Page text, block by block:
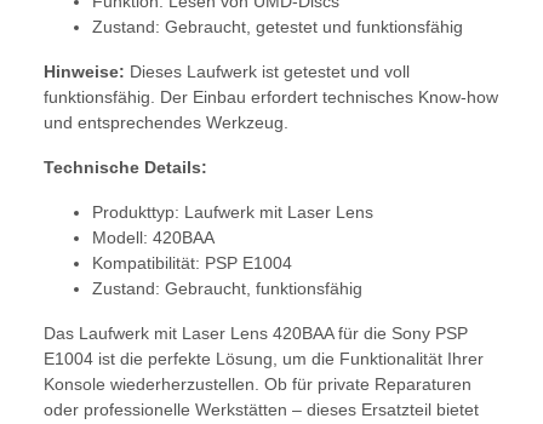
Zustand: Gebraucht, getestet und funktionsfähig
Hinweise: Dieses Laufwerk ist getestet und voll
funktionsfähig. Der Einbau erfordert technisches Know-how
und entsprechendes Werkzeug.
Technische Details:
Produkttyp: Laufwerk mit Laser Lens
Modell: 420BAA
Kompatibilität: PSP E1004
Zustand: Gebraucht, funktionsfähig
Das Laufwerk mit Laser Lens 420BAA für die Sony PSP
E1004 ist die perfekte Lösung, um die Funktionalität Ihrer
Konsole wiederherzustellen. Ob für private Reparaturen
oder professionelle Werkstätten – dieses Ersatzteil bietet